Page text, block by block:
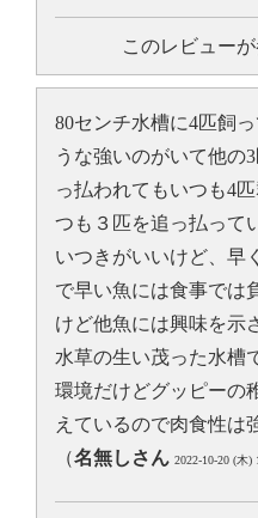
このレビュー
80センチ水槽に4匹飼
うな強いのがいて他の
っ払われてもいつも4
つも３匹を追っ払って
いつきがいいけど、早
で早い魚には食事では
けど他魚には興味を示
水草の生い茂った水槽
環境だけどグッピーの
えているので肉食性は
（名無しさん 2022-10-20 (木)